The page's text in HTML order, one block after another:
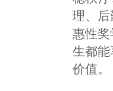
理、
惠性
生都
价值。